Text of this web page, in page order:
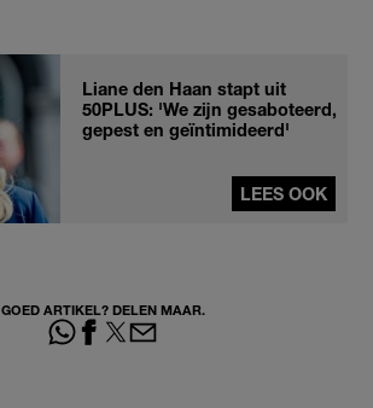
Liane den Haan stapt uit
50PLUS: 'We zijn gesaboteerd,
gepest en geïntimideerd'
LEES OOK
GOED ARTIKEL? DELEN MAAR.